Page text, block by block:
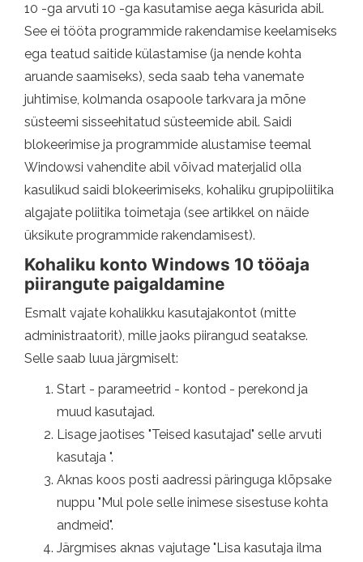
10 -ga arvuti 10 -ga kasutamise aega käsurida abil.
See ei tööta programmide rakendamise keelamiseks
ega teatud saitide külastamise (ja nende kohta
aruande saamiseks), seda saab teha vanemate
juhtimise, kolmanda osapoole tarkvara ja mõne
süsteemi sisseehitatud süsteemide abil. Saidi
blokeerimise ja programmide alustamise teemal
Windowsi vahendite abil võivad materjalid olla
kasulikud saidi blokeerimiseks, kohaliku grupipoliitika
algajate poliitika toimetaja (see artikkel on näide
üksikute programmide rakendamisest).
Kohaliku konto Windows 10 tööaja
piirangute paigaldamine
Esmalt vajate kohalikku kasutajakontot (mitte
administraatorit), mille jaoks piirangud seatakse.
Selle saab luua järgmiselt:
Start - parameetrid - kontod - perekond ja
muud kasutajad.
Lisage jaotises "Teised kasutajad" selle arvuti
kasutaja ".
Aknas koos posti aadressi päringuga klõpsake
nuppu "Mul pole selle inimese sisestuse kohta
andmeid".
Järgmises aknas vajutage "Lisa kasutaja ilma